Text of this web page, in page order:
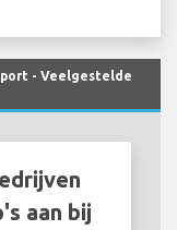
- Veelgestelde
aan bij